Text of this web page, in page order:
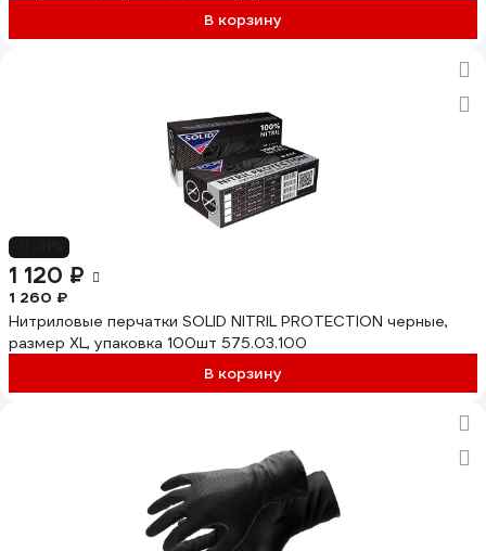
В корзину
1 120 ₽
1 260 ₽
Нитриловые перчатки SOLID NITRIL PROTECTION черные,
размер XL, упаковка 100шт 575.03.100
В корзину